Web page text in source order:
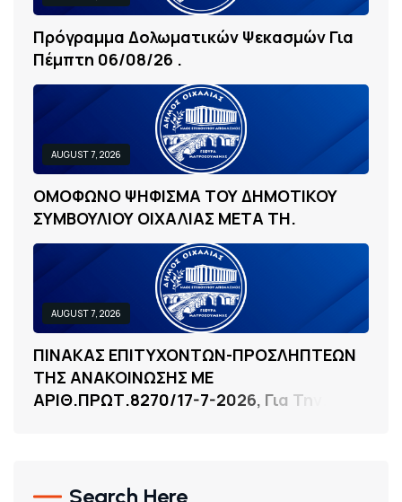
ΠΡΌΓΡΑΜΜΑ ΔΟΛΩΜΑΤΙΚΏΝ ΨΕΚΑΣΜΏΝ ΓΙΑ
ΠΈΜΠΤΗ 06/08/26 .
AUGUST 7, 2026
ΟΜΟΦΩΝΟ ΨΗΦΙΣΜΑ ΤΟΥΔΗΜΟΤΙΚΟΥ
ΣΥΜΒΟΥΛΙΟΥ ΟΙΧΑΛΙΑΣ ΜΕΤΑ ΤΗ.
AUGUST 7, 2026
ΠΙΝΑΚΑΣ ΕΠΙΤΥΧΟΝΤΩΝ-ΠΡΟΣΛΗΠΤΕΩΝ
ΤΗΣ ΑΝΑΚΟΙΝΩΣΗΣ ΜΕ
ΑΡΙΘ.ΠΡΩΤ.8270/17-7-2026, ΓΙΑ Τ
Search Here